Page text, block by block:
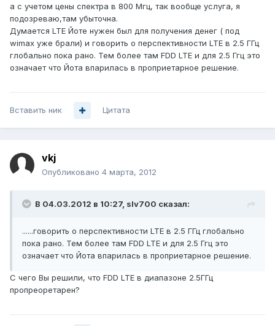
а с учетом цены спектра в 800 Мгц, так вообще услуга, я
подозреваю,там убыточна.
Думается LTE Йоте нужен был для получения денег ( под
wimax уже брали) и говорить о перспективности LTE в 2.5 ГГц
глобально пока рано. Тем более там FDD LTE и для 2.5 Ггц это
означает что Йота впарилась в проприетарное решение.
Вставить ник Цитата
vkj
Опубликовано 4 марта, 2012
В 04.03.2012 в 10:27, slv700 сказал:
......говорить о перспективности LTE в 2.5 ГГц глобально
пока рано. Тем более там FDD LTE и для 2.5 Ггц это
означает что Йота впарилась в проприетарное решение.
С чего Вы решили, что FDD LTE в диапазоне 2.5ГГц
пропреоретарен?